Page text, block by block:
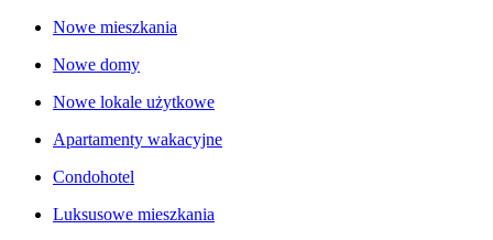
Nowe mieszkania
Nowe domy
Nowe lokale użytkowe
Apartamenty wakacyjne
Condohotel
Luksusowe mieszkania